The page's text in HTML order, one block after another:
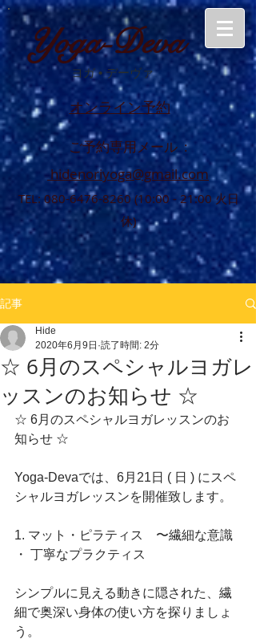
Yoga-Deva
ヨガ• デーヴァ
オンライン予約
ご予約専用メール :
hidenoriyoga@gmail.com
TEL: 080-6476-8260 (10:00 - 21:00 火日
休)
記事
☆ 6月のスペシャルヨガレ
ッスンのお知らせ ☆
Hide
2020年6月9日 読了時間: 2分
☆ 6月のスペシャルヨガレッスンのお
知らせ ☆
Yoga-Devaでは、6月21日 ( 日 ) にスペ
シャルヨガレッスンを開催致します。
1. マット・ピラティス　〜繊細な意識
・ 丁寧なプラクティス
シンプルに見える動きに隠された、繊
細で奥深い身体の使い方を探りましょ
う。